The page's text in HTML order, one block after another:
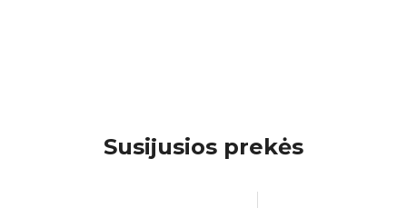
Susijusios prekės